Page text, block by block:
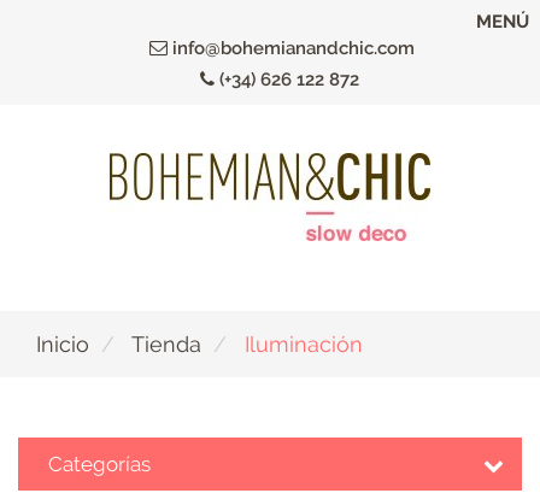
info@bohemianandchic.com
(+34) 626 122 872
MENÚ
Inicio Tienda Iluminación
Categorías